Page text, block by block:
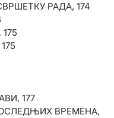
РАДА, 174
177
ВРЕМЕНА,